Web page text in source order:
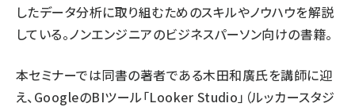
したデータ分析に取り組むためのスキルやノウハウを解説
している。ノンエンジニアのビジネスパーソン向けの書籍。
本セミナーでは同書の著者である木田和廣氏を講師に迎
え、GoogleのBIツール「Looker Studio」（ルッカースタジ